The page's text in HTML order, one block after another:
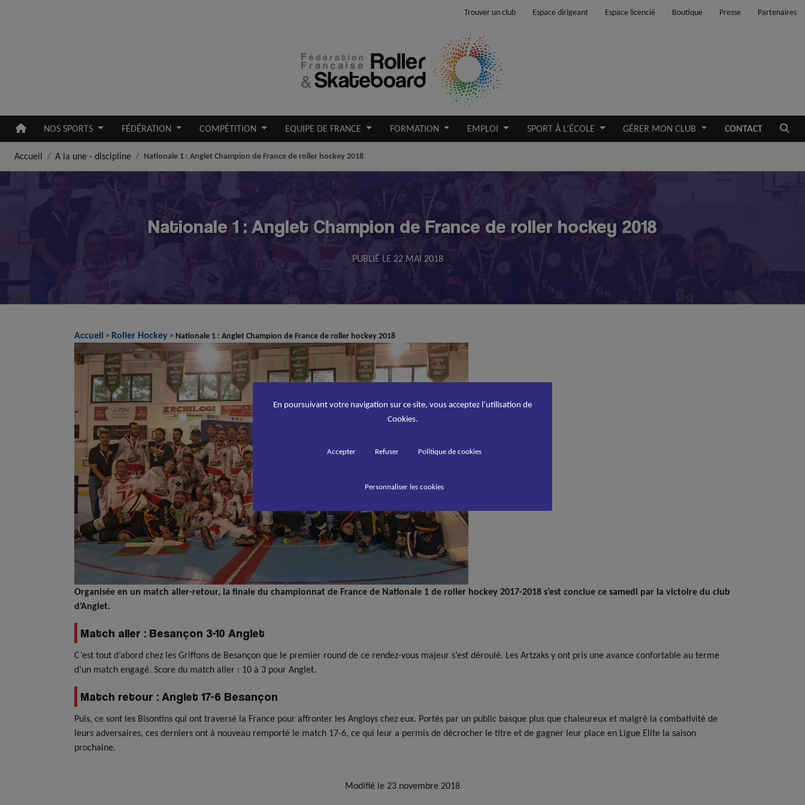
Trouver un club Espace dirigeant Espace licencié Boutique Presse Partenaires
NOS SPORTS FÉDÉRATION COMPÉTITION EQUIPE DE FRANCE FORMATION EMPLOI SPORT À L’ÉCOLE GÉRER MON CLUB CONTACT
Accueil A la une - discipline Nationale 1 : Anglet Champion de France de roller hockey 2018
Nationale 1 : Anglet Champion de France de roller hockey 2018
PUBLIÉ LE 22 MAI 2018
Accueil > Roller Hockey > Nationale 1 : Anglet Champion de France de roller hockey 2018
Organisée en un match aller-retour, la finale du championnat de France de Nationale 1 de roller hockey 2017-2018 s’est conclue ce samedi par la victoire du club
d’Anglet.
Match aller : Besançon 3-10 Anglet
C’est tout d’abord chez les Griffons de Besançon que le premier round de ce rendez-vous majeur s’est déroulé. Les Artzaks y ont pris une avance confortable au terme
d’un match engagé. Score du match aller : 10 à 3 pour Anglet.
Match retour : Anglet 17-6 Besançon
Puis, ce sont les Bisontins qui ont traversé la France pour affronter les Angloys chez eux. Portés par un public basque plus que chaleureux et malgré la combativité de
leurs adversaires, ces derniers ont à nouveau remporté le match 17-6, ce qui leur a permis de décrocher le titre et de gagner leur place en Ligue Elite la saison
prochaine.
Modifié le 23 novembre 2018
En poursuivant votre navigation sur ce site, vous acceptez l’utilisation de
Cookies.
Accepter Refuser Politique de cookies
Personnaliser les cookies